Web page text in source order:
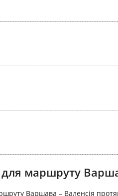
маршруту
Варшава – Валенсія